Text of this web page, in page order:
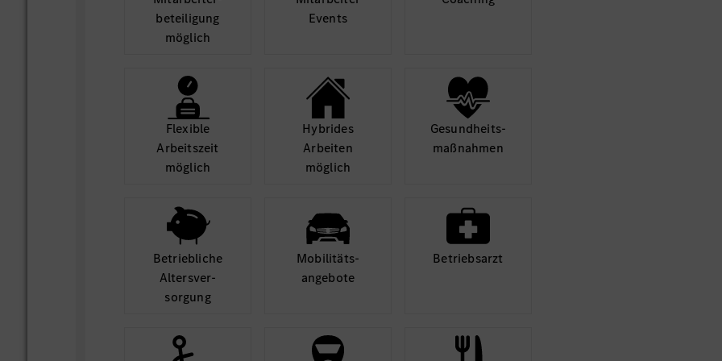
beteili­gung
möglich
Events
Flexible
Arbeits­zeit
möglich
Hybrides
Arbeiten
möglich
Gesund­heits­
maß­nahmen
Betrieb­liche
Alters­ver­
sorgung
Mobilitäts­
angebote
Betriebs­arzt